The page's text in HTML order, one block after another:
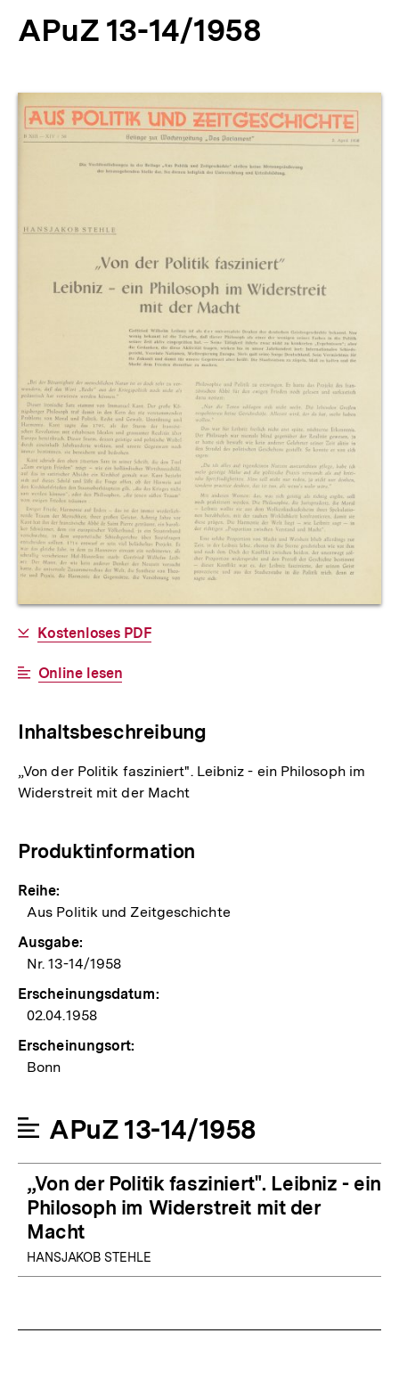
APuZ 13-14/1958
Produktvorschau
Allgemeine
Informationen
Download-
Kostenloses PDF
Interner
Online lesen
Inhaltsbeschreibung
„Von der Politik fasziniert". Leibniz - ein Philosoph im
Widerstreit mit der Macht
Produktinformation
Reihe:
Aus Politik und Zeitgeschichte
Ausgabe:
Nr. 13-14/1958
Erscheinungsdatum:
02.04.1958
Erscheinungsort:
Bonn
APuZ 13-14/1958
„Von der Politik fasziniert". Leibniz - ein
Philosoph im Widerstreit mit der
Macht
HANSJAKOB STEHLE